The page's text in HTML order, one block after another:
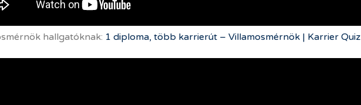
hallgatóknak: 1 diploma, több karrierút – Villamosmérnök | Karrier Quiz